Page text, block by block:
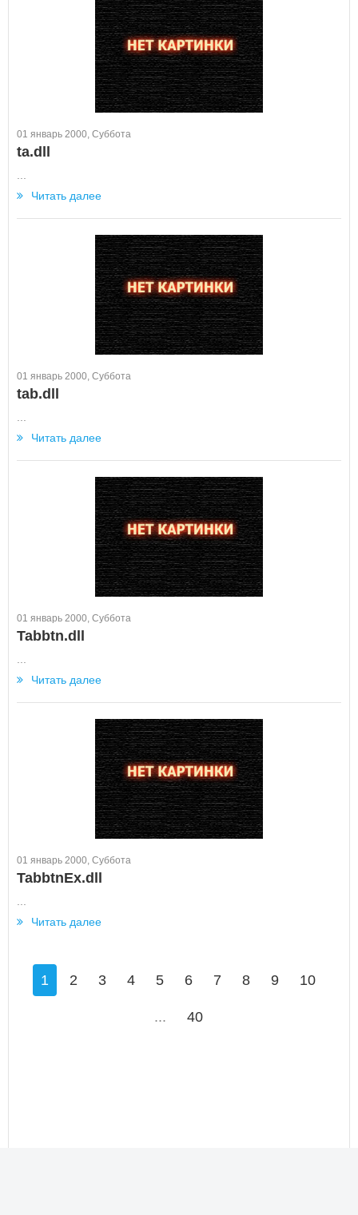
01 январь 2000, Суббота
ta.dll
Читать далее
01 январь 2000, Суббота
tab.dll
Читать далее
01 январь 2000, Суббота
Tabbtn.dll
Читать далее
01 январь 2000, Суббота
TabbtnEx.dll
Читать далее
1 2 3 4 5 6 7 8 9 10
... 40